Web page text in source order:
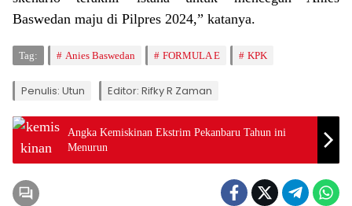
Baswedan maju di Pilpres 2024,” katanya.
Tag: Anies Baswedan FORMULA E KPK
Penulis: Utun Editor: Rifky R Zaman
Angka Kemiskinan Ekstrim Pekanbaru Tahun ini
Menurun